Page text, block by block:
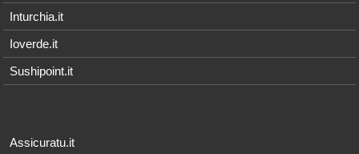
Inturchia.it
Ioverde.it
Sushipoint.it
Assicuratu.it